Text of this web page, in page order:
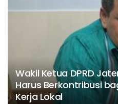
Wakil Ketua DPRD
Harus Berkontribusi
Kerja Lokal